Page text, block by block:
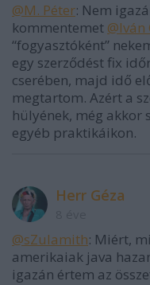
@M. Péter: Nem
kommentemet
“fogyasztóként”
egy szerződést fix
cserében, majd idő
megtartom. Azért a
hülyének, még akkor
egyéb praktikáikon.
Herr Géza
@sZulamith: Miért,
amerikaiak java
igazán értem az